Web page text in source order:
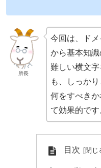
所長
今回は、ド
から基本知識
難しい横文
も、しっかり
何をすべき
て効果的です
目次